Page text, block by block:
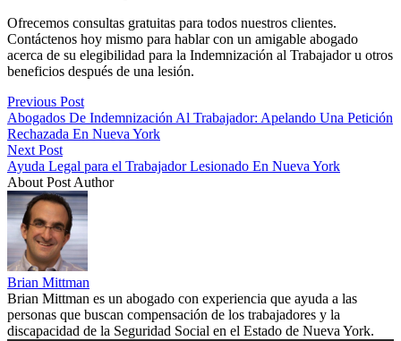
Ofrecemos consultas gratuitas para todos nuestros clientes.
Contáctenos hoy mismo para hablar con un amigable abogado
acerca de su elegibilidad para la Indemnización al Trabajador u otros
beneficios después de una lesión.
Previous Post
Abogados De Indemnización Al Trabajador: Apelando Una Petición
Rechazada En Nueva York
Next Post
Ayuda Legal para el Trabajador Lesionado En Nueva York
About Post Author
Brian Mittman
Brian Mittman es un abogado con experiencia que ayuda a las
personas que buscan compensación de los trabajadores y la
discapacidad de la Seguridad Social en el Estado de Nueva York.